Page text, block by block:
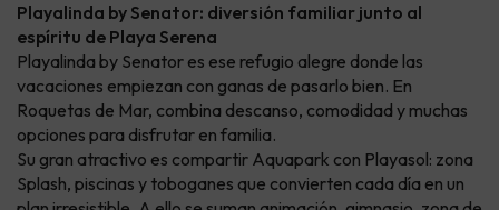
Playalinda by Senator: diversión familiar junto al
espíritu de Playa Serena
Playalinda by Senator es ese refugio alegre donde las
vacaciones empiezan con ganas de pasarlo bien. En
Roquetas de Mar, combina descanso, comodidad y muchas
opciones para disfrutar en familia.
Su gran atractivo es compartir Aquapark con Playasol: zona
Splash, piscinas y toboganes que convierten cada día en un